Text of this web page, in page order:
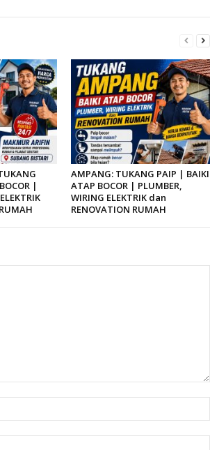
|
AMPANG: TUKANG PAIP | BAIKI
ATAP BOCOR | PLUMBER,
WIRING ELEKTRIK dan
RENOVATION RUMAH